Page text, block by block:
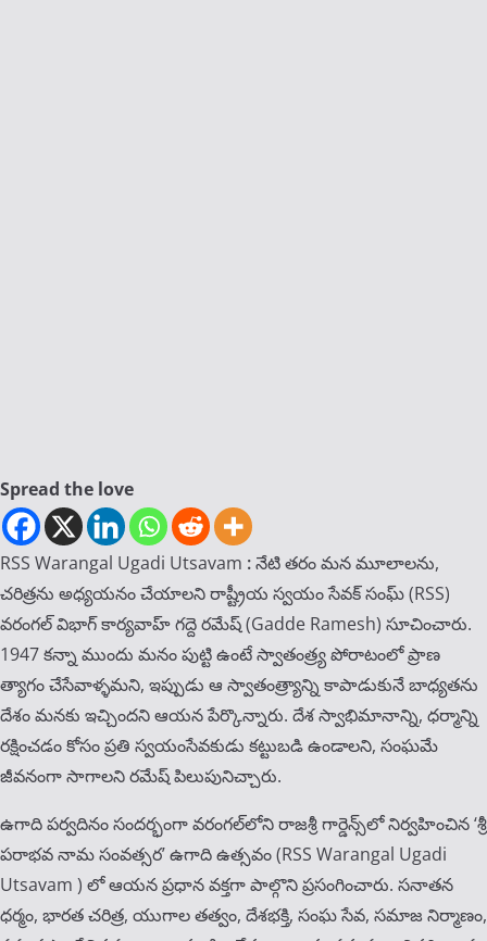
Spread the love
RSS Warangal Ugadi Utsavam :నేటి తరం మన మూలాలను,
చరిత్రను అధ్యయనం చేయాలని రాష్ట్రీయ స్వయం సేవక్ సంఘ్ (RSS)
వరంగల్ విభాగ్ కార్యవాహ్ గద్దె రమేష్ (Gadde Ramesh) సూచించారు.
1947 కన్నా ముందు మనం పుట్టి ఉంటే స్వాతంత్ర్య పోరాటంలో ప్రాణ
త్యాగం చేసేవాళ్ళమని, ఇప్పుడు ఆ స్వాతంత్ర్యాన్ని కాపాడుకునే బాధ్యతను
దేశం మనకు ఇచ్చిందని ఆయ‌న‌ పేర్కొన్నారు. దేశ స్వాభిమానాన్ని, ధర్మాన్ని
రక్షించడం కోసం ప్రతి స్వయంసేవకుడు కట్టుబడి ఉండాలని, సంఘమే
జీవనంగా సాగాలని రమేష్ పిలుపునిచ్చారు.
ఉగాది పర్వదినం సందర్భంగా వరంగల్‌లోని రాజశ్రీ గార్డెన్స్‌లో నిర్వహించిన ‘శ్రీ
పరాభవ నామ సంవత్సర’ ఉగాది ఉత్సవం (RSS Warangal Ugadi
Utsavam ) లో ఆయన ప్రధాన వక్తగా పాల్గొని ప్రసంగించారు. సనాతన
ధర్మం, భారత చరిత్ర, యుగాల తత్వం, దేశభక్తి, సంఘ సేవ, సమాజ నిర్మాణం,